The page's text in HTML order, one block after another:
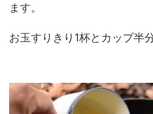
ます。
お玉すりきり1杯とカップ半